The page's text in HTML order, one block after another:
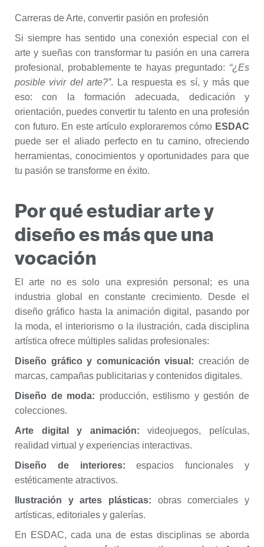
Carreras de Arte, convertir pasión en profesión
Si siempre has sentido una conexión especial con el
arte y sueñas con transformar tu pasión en una carrera
profesional, probablemente te hayas preguntado: “¿Es
posible vivir del arte?”. La respuesta es sí, y más que
eso: con la formación adecuada, dedicación y
orientación, puedes convertir tu talento en una profesión
con futuro. En este artículo exploraremos cómo ESDAC
puede ser el aliado perfecto en tu camino, ofreciendo
herramientas, conocimientos y oportunidades para que
tu pasión se transforme en éxito.
Por qué estudiar arte y
diseño es más que una
vocación
El arte no es solo una expresión personal; es una
industria global en constante crecimiento. Desde el
diseño gráfico hasta la animación digital, pasando por
la moda, el interiorismo o la ilustración, cada disciplina
artística ofrece múltiples salidas profesionales:
Diseño gráfico y comunicación visual: creación de
marcas, campañas publicitarias y contenidos digitales.
Diseño de moda: producción, estilismo y gestión de
colecciones.
Arte digital y animación: videojuegos, películas,
realidad virtual y experiencias interactivas.
Diseño de interiores: espacios funcionales y
estéticamente atractivos.
Ilustración y artes plásticas: obras comerciales y
artísticas, editoriales y galerías.
En ESDAC, cada una de estas disciplinas se aborda